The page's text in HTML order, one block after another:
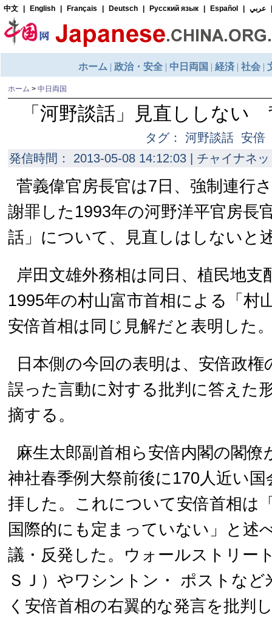
ホーム > 中日両国
「河野談話」見直ししない
タグ： 河野談話 安
発信時間： 2013-05-08 14:12:03 | チャイナネ
菅義偉官房長官は7日、強制連行
謝罪した1993年の河野洋平官房長
話」について、見直しはしないと
岸田文雄外務相は同日、植民地支
1995年の村山富市首相による「村
安倍首相は同じ見解だと表明した
日本側の今回の表明は、安倍政
誤った言動に対する批判に答えた
摘する。
麻生太郎副首相ら安倍内閣の閣僚
神社春季例大祭前後に170人近い
拝した。これについて安倍首相は
国際的にも定まっていない」と述
議・反発した。ウォールストリー
ＳＪ）やワシントン・ ポストな
く安倍首相の右翼的な発言を批判